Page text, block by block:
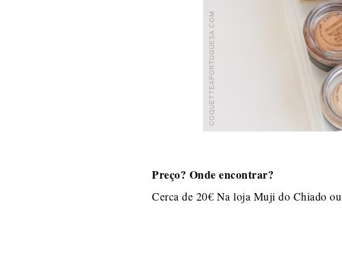
Preço? Onde encontrar?
Cerca de 20€ Na loja Muji do Chiado ou